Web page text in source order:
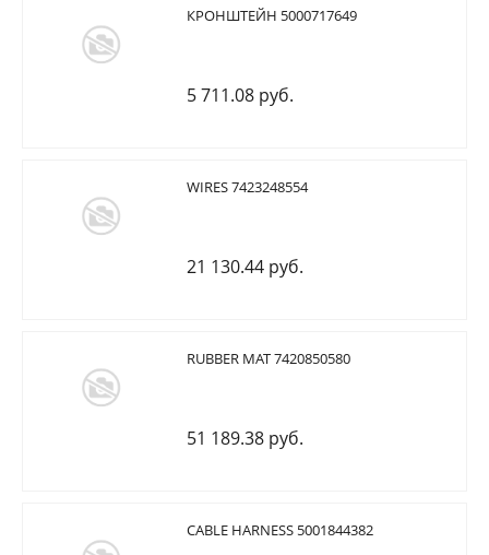
КРОНШТЕЙН 5000717649
5 711.08 руб.
WIRES 7423248554
21 130.44 руб.
RUBBER MAT 7420850580
51 189.38 руб.
CABLE HARNESS 5001844382